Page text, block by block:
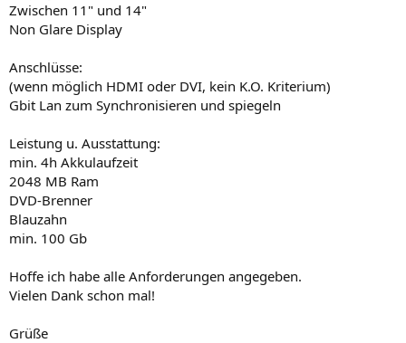
Zwischen 11" und 14"
Non Glare Display
Anschlüsse:
(wenn möglich HDMI oder DVI, kein K.O. Kriterium)
Gbit Lan zum Synchronisieren und spiegeln
Leistung u. Ausstattung:
min. 4h Akkulaufzeit
2048 MB Ram
DVD-Brenner
Blauzahn
min. 100 Gb
Hoffe ich habe alle Anforderungen angegeben.
Vielen Dank schon mal!
Grüße